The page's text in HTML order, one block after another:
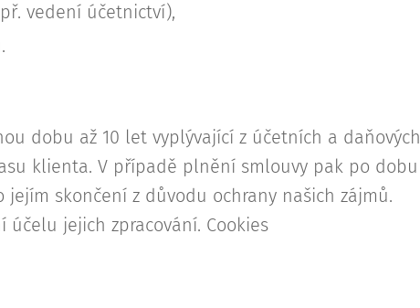
vedení účetnictví),
dobu až 10 let vyplývající z účetních a daňových
klienta. V případě plnění smlouvy pak po dobu
skončení z důvodu ochrany našich zájmů.
jejich zpracování. Cookies